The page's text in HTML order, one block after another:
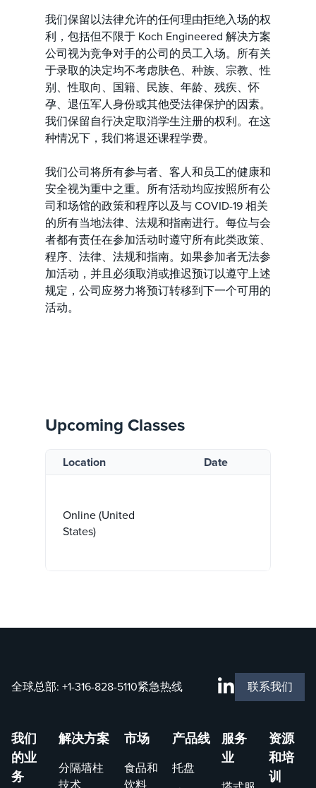
我们保留以法律允许的任何理由拒绝入场的权
利，包括但不限于 Koch Engineered 解决方案
公司视为竞争对手的公司的员工入场。所有关
于录取的决定均不考虑肤色、种族、宗教、性
别、性取向、国籍、民族、年龄、残疾、怀
孕、退伍军人身份或其他受法律保护的因素。
我们保留自行决定取消学生注册的权利。在这
种情况下，我们将退还课程学费。
我们公司将所有参与者、客人和员工的健康和
安全视为重中之重。所有活动均应按照所有公
司和场馆的政策和程序以及与 COVID-19 相关
的所有当地法律、法规和指南进行。每位与会
者都有责任在参加活动时遵守所有此类政策、
程序、法律、法规和指南。如果参加者无法参
加活动，并且必须取消或推迟预订以遵守上述
规定，公司应努力将预订转移到下一个可用的
活动。
Upcoming Classes
Location
Online (United
States)
Date
全球总部: +1-316-828-5110紧急热线 联系我们
我们
的业
务
解决方案
分隔墙柱
市场
食品和
产品线
托盘
服务
业
资源
和培
训